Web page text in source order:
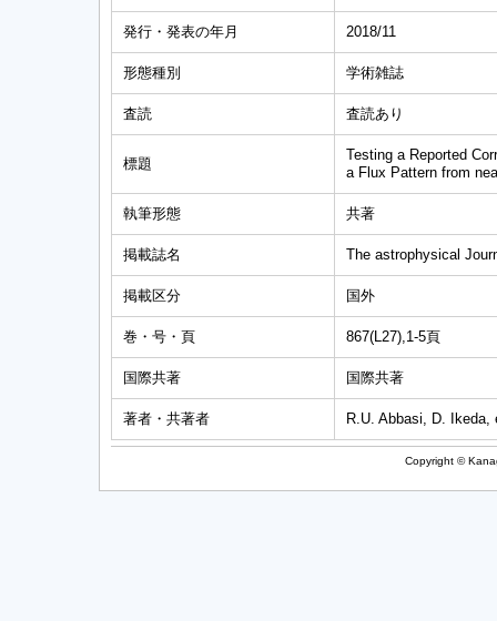
発行・発表の年月 2018/11
形態種別 学術雑誌
査読 査読あり
標題
Testing a Reported
a Flux Pattern from
執筆形態 共著
掲載誌名 The astrophysical
掲載区分 国外
巻・号・頁 867(L27),1-5頁
国際共著 国際共著
著者・共著者 R.U. Abbasi, D. Ikeda,
Copyright ©